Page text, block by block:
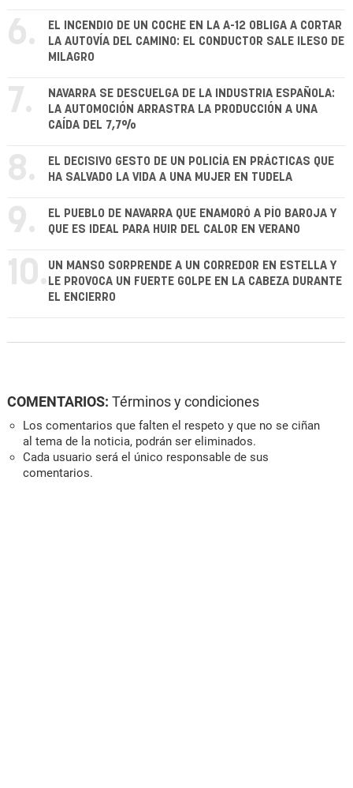
6.
EL INCENDIO DE UN COCHE EN LA A-12 OBLIGA A CORTAR
LA AUTOVÍA DEL CAMINO: EL CONDUCTOR SALE ILESO DE
MILAGRO
7.
NAVARRA SE DESCUELGA DE LA INDUSTRIA ESPAÑOLA:
LA AUTOMOCIÓN ARRASTRA LA PRODUCCIÓN A UNA
CAÍDA DEL 7,7%
8.
EL DECISIVO GESTO DE UN POLICÍA EN PRÁCTICAS QUE
HA SALVADO LA VIDA A UNA MUJER EN TUDELA
9.
EL PUEBLO DE NAVARRA QUE ENAMORÓ A PÍO BAROJA Y
QUE ES IDEAL PARA HUIR DEL CALOR EN VERANO
10. UN MANSO SORPRENDE A UN CORREDOR EN ESTELLA Y
LE PROVOCA UN FUERTE GOLPE EN LA CABEZA DURANTE
EL ENCIERRO
COMENTARIOS: Términos y condiciones
Los comentarios que falten el respeto y que no se ciñan
al tema de la noticia, podrán ser eliminados.
Cada usuario será el único responsable de sus
comentarios.